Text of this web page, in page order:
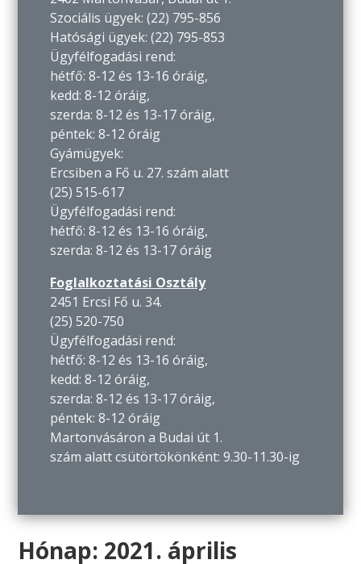
Szociális ügyek: (22) 795-856
Hatósági ügyek: (22) 795-853
Ügyfélfogadási rend:
hétfő: 8-12 és 13-16 óráig,
kedd: 8-12 óráig,
szerda: 8-12 és 13-17 óráig,
péntek: 8-12 óráig
Gyámügyek:
Ercsiben a Fő u. 27. szám alatt
(25) 515-617
Ügyfélfogadási rend:
hétfő: 8-12 és 13-16 óráig,
szerda: 8-12 és 13-17 óráig
Foglalkoztatási Osztály
2451 Ercsi Fő u. 34.
(25) 520-750
Ügyfélfogadási rend:
hétfő: 8-12 és 13-16 óráig,
kedd: 8-12 óráig,
szerda: 8-12 és 13-17 óráig,
péntek: 8-12 óráig
Martonvásáron a Budai út 1.
szám alatt csütörtökönként: 9.30-11.30-ig
Hónap: 2021. április